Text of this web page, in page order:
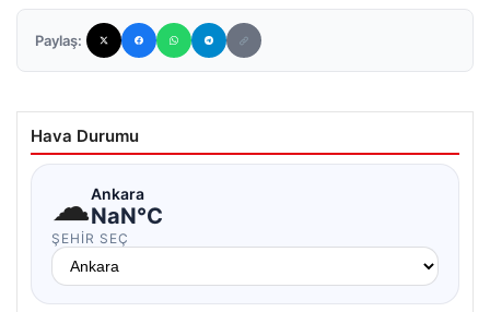
Paylaş:
Hava Durumu
☁Ankara
NaN°C
ŞEHIR SEÇ